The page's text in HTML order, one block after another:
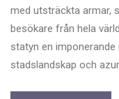
med utsträckta armar,
besökare från hela
statyn en
stadslandskap och